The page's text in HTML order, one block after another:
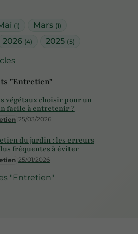
(1) Mars (1)
2026 (4) 2025 (5)
"Entretien"
25/03/2026
végétaux choisir pour un
facile à entretenir ?
25/01/2026
du jardin : les erreurs
fréquentes à éviter
"Entretien"